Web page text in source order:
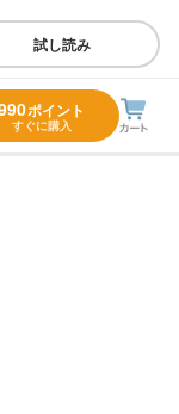
試し読み
ポイント
すぐに購入